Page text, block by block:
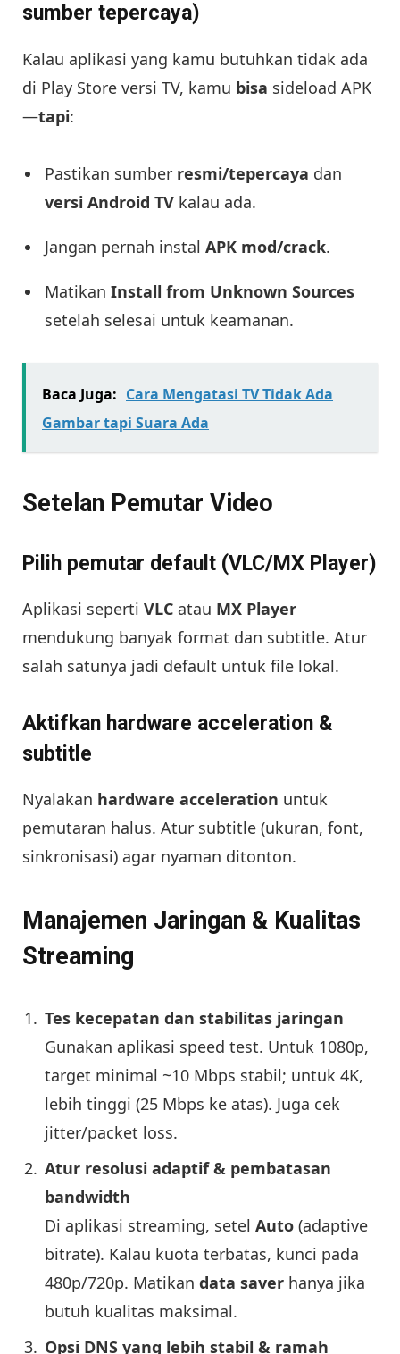
sumber tepercaya)
Kalau aplikasi yang kamu butuhkan tidak ada
di Play Store versi TV, kamu bisa sideload APK
—tapi:
Pastikan sumber resmi/tepercaya dan
versi Android TV kalau ada.
Jangan pernah instal APK mod/crack.
Matikan Install from Unknown Sources
setelah selesai untuk keamanan.
Baca Juga: Cara Mengatasi TV Tidak Ada
Gambar tapi Suara Ada
Setelan Pemutar Video
Pilih pemutar default (VLC/MX Player)
Aplikasi seperti VLC atau MX Player
mendukung banyak format dan subtitle. Atur
salah satunya jadi default untuk file lokal.
Aktifkan hardware acceleration &
subtitle
Nyalakan hardware acceleration untuk
pemutaran halus. Atur subtitle (ukuran, font,
sinkronisasi) agar nyaman ditonton.
Manajemen Jaringan & Kualitas
Streaming
Tes kecepatan dan stabilitas jaringan
Gunakan aplikasi speed test. Untuk 1080p,
target minimal ~10 Mbps stabil; untuk 4K,
lebih tinggi (25 Mbps ke atas). Juga cek
jitter/packet loss.
Atur resolusi adaptif & pembatasan
bandwidth
Di aplikasi streaming, setel Auto (adaptive
bitrate). Kalau kuota terbatas, kunci pada
480p/720p. Matikan data saver hanya jika
butuh kualitas maksimal.
Opsi DNS yang lebih stabil & ramah